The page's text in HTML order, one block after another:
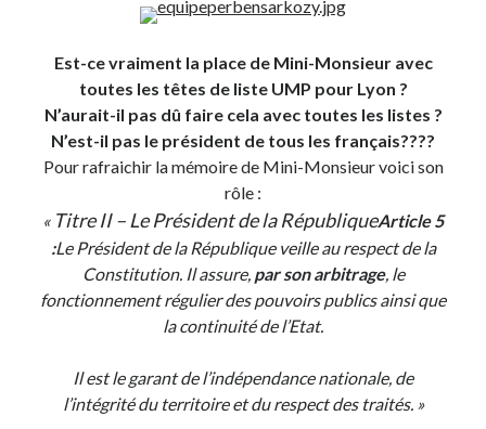
Comment j’ai opéré ma vélorution toute personnelle
Renaud DucherdansComment j’ai opéré ma vélorution toute
personnelle
Commentaires récents
T’as vu quoi ? #52
JFdansC’était pas mieux avant… à Lyon
littleceltdansComment j’ai opéré ma vélorution toute personnelle
AnthonydansComment j’ai opéré ma vélorution toute personnelle
Renaud DucherdansComment j’ai opéré ma vélorution toute
On parle de quoi ?
Est-ce vraiment la place de Mini-Monsieur avec
toutes les têtes de liste UMP pour Lyon ?
N’aurait-il pas dû faire cela avec toutes les listes ?
N’est-il pas le président de tous les français????
Pour rafraichir la mémoire de Mini-Monsieur voici son
rôle :
« Titre II – Le Président de la RépubliqueArticle 5
:Le Président de la République veille au respect de la
Constitution. Il assure, par son arbitrage, le
fonctionnement régulier des pouvoirs publics ainsi que
la continuité de l’Etat.
Il est le garant de l’indépendance nationale, de
l’intégrité du territoire et du respect des traités. »